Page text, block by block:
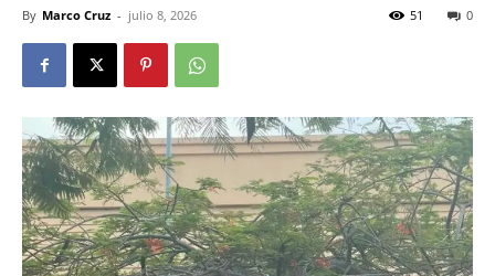
By Marco Cruz - julio 8, 2026 0
51